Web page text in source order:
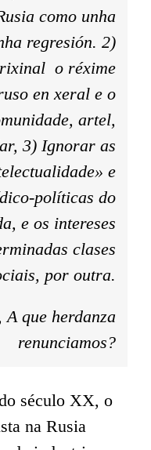
como unha
regresión. 2)
o réxime
en xeral e o
artel,
3) Ignorar as
e
políticas do
e os intereses
clases
por outra.
A que herdanza
renunciamos?
século XX, o
na Rusia